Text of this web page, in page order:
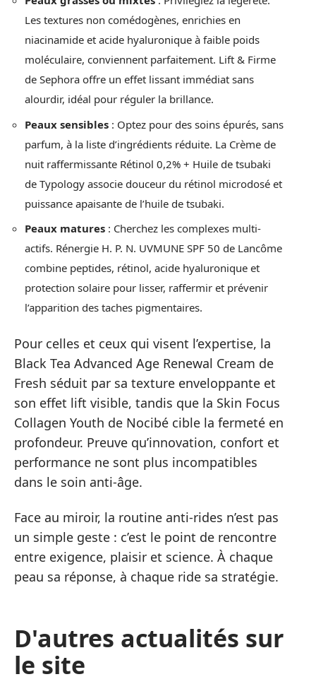
Les textures non comédogènes, enrichies en
niacinamide et acide hyaluronique à faible poids
moléculaire, conviennent parfaitement. Lift & Firme
de Sephora offre un effet lissant immédiat sans
alourdir, idéal pour réguler la brillance.
Peaux sensibles : Optez pour des soins épurés, sans
parfum, à la liste d’ingrédients réduite. La Crème de
nuit raffermissante Rétinol 0,2% + Huile de tsubaki
de Typology associe douceur du rétinol microdosé et
puissance apaisante de l’huile de tsubaki.
Peaux matures : Cherchez les complexes multi-
actifs. Rénergie H. P. N. UVMUNE SPF 50 de Lancôme
combine peptides, rétinol, acide hyaluronique et
protection solaire pour lisser, raffermir et prévenir
l’apparition des taches pigmentaires.
Pour celles et ceux qui visent l’expertise, la
Black Tea Advanced Age Renewal Cream de
Fresh séduit par sa texture enveloppante et
son effet lift visible, tandis que la Skin Focus
Collagen Youth de Nocibé cible la fermeté en
profondeur. Preuve qu’innovation, confort et
performance ne sont plus incompatibles
dans le soin anti-âge.
Face au miroir, la routine anti-rides n’est pas
un simple geste : c’est le point de rencontre
entre exigence, plaisir et science. À chaque
peau sa réponse, à chaque ride sa stratégie.
D'autres actualités sur
le site